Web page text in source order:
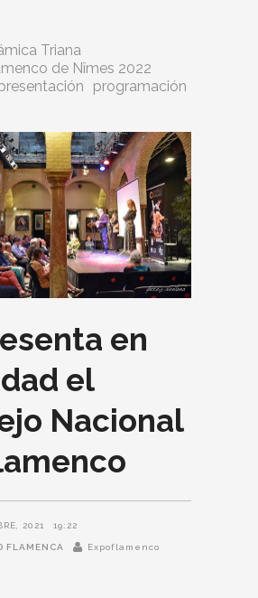
Triana
de Nîmes 2022
programación
en
el
Nacional
2021 19:22
FLAMENCA Expoflamenco